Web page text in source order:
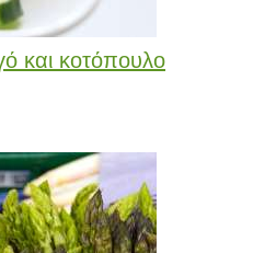
και κοτόπουλο